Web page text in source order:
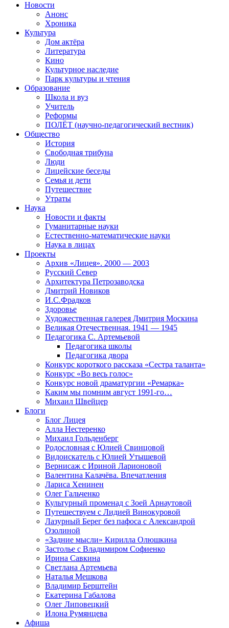
Новости
Анонс
Хроника
Культура
Дом актёра
Литература
Кино
Культурное наследие
Парк культуры и чтения
Образование
Школа и вуз
Учитель
Реформы
ПОЛЁТ (научно-педагогический вестник)
Общество
История
Свободная трибуна
Люди
Лицейские беседы
Семья и дети
Путешествие
Утраты
Наука
Новости и факты
Гуманитарные науки
Естественно-математические науки
Наука в лицах
Проекты
Архив «Лицея». 2000 — 2003
Русский Север
Архитектура Петрозаводска
Дмитрий Новиков
И.С.Фрадков
Здоровье
Художественная галерея Дмитрия Москина
Великая Отечественная. 1941 — 1945
Педагогика С. Артемьевой
Педагогика школы
Педагогика двора
Конкурс короткого рассказа «Сестра таланта»
Конкурс «Во весь голос»
Конкурс новой драматургии «Ремарка»
Каким мы помним август 1991-го…
Михаил Швейцер
Блоги
Блог Лицея
Алла Нестеренко
Михаил Гольденберг
Родословная с Юлией Свинцовой
Видоискатель с Юлией Утышевой
Вернисаж с Ириной Ларионовой
Валентина Калачёва. Впечатления
Лариса Хенинен
Олег Гальченко
Культурный променад с Зоей Арнаутовой
Путешествуем с Лидией Винокуровой
Лазурный Берег без пафоса с Александрой
Озолиной
«Задние мысли» Кирилла Олюшкина
Застолье с Владимиром Софиенко
Ирина Савкина
Светлана Артемьева
Наталья Мешкова
Владимир Берштейн
Екатерина Габалова
Олег Липовецкий
Илона Румянцева
Афиша